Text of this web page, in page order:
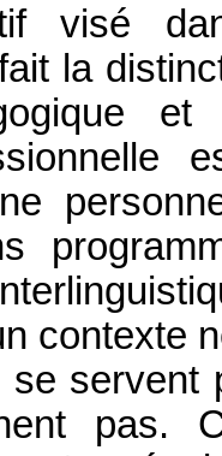
visé
la
contexte
se
pas.